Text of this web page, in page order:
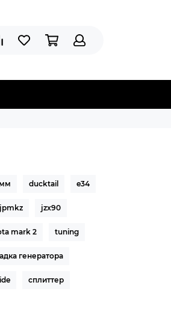
ducktail e34
jpmkz jzx90
mark 2 tuning
генератора
сплиттер